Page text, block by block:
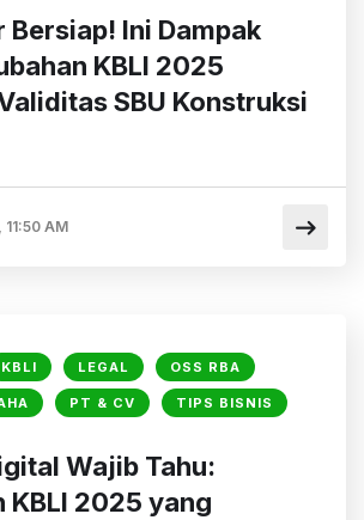
Ini Dampak
KBLI 2025
SBU Konstruksi
AM
KBLI LEGAL OSS RBA
PT & CV TIPS BISNIS
Wajib Tahu:
KBLI 2025 yang